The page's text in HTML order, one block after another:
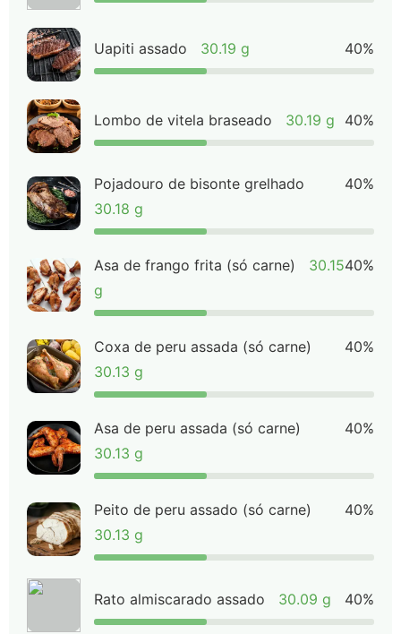
Uapiti assado 30.19 g 40%
Lombo de vitela braseado 30.19 g 40%
Pojadouro de bisonte grelhado
30.18 g
40%
Asa de frango frita (só carne)
30.15
g
40%
Coxa de peru assada (só carne)
30.13 g
40%
Asa de peru assada (só carne)
30.13 g
40%
Peito de peru assado (só carne)
30.13 g
40%
Rato almiscarado assado 30.09 g 40%